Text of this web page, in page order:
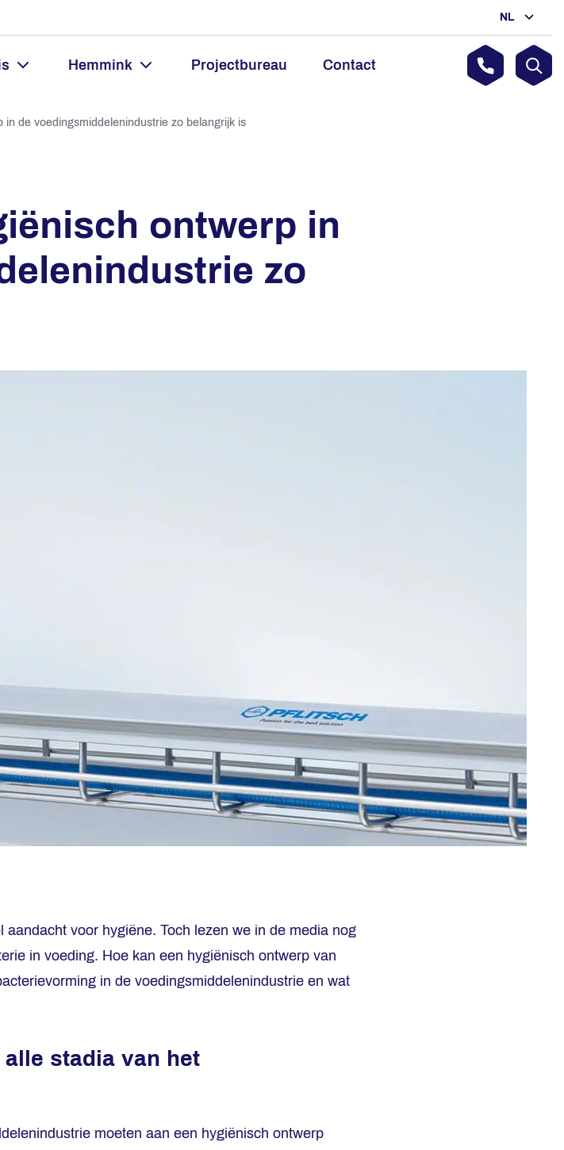
NL
Hemmink Projectbureau Contact
in de voedingsmiddelenindustrie zo belangrijk is
ontwerp in
zo
voor hygiëne. Toch lezen we in de media nog
in voeding. Hoe kan een hygiënisch ontwerp van
in de voedingsmiddelenindustrie en wat
stadia van het
moeten aan een hygiënisch ontwerp